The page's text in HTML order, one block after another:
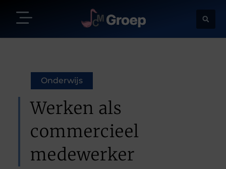
Onderwijs
Werken als
commercieel
medewerker